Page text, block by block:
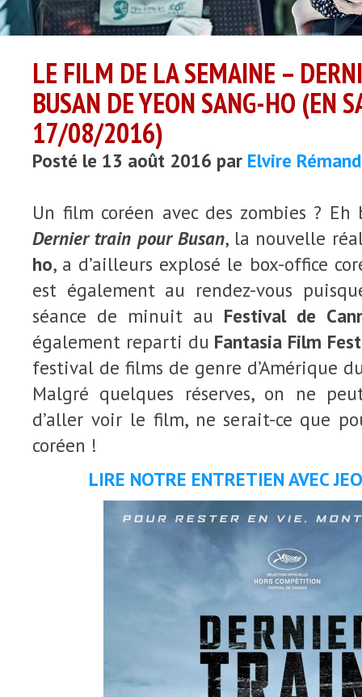
LE FILM DE LA SEMAINE –
BUSAN DE YEON SANG-HO (EN
17/08/2016)
Posté le 13 août 2016 par Elvire Rémand
Un film coréen avec des zombies ?
Dernier train pour Busan, la nouvelle
ho, a d’ailleurs explosé le box-office
est également au rendez-vous
séance de minuit au Festival de
également reparti du Fantasia Film
festival de films de genre d’Amérique
Malgré quelques réserves, on ne
d’aller voir le film, ne serait-ce que
coréen !
LIRE NOTRE ENTRETIEN AVEC